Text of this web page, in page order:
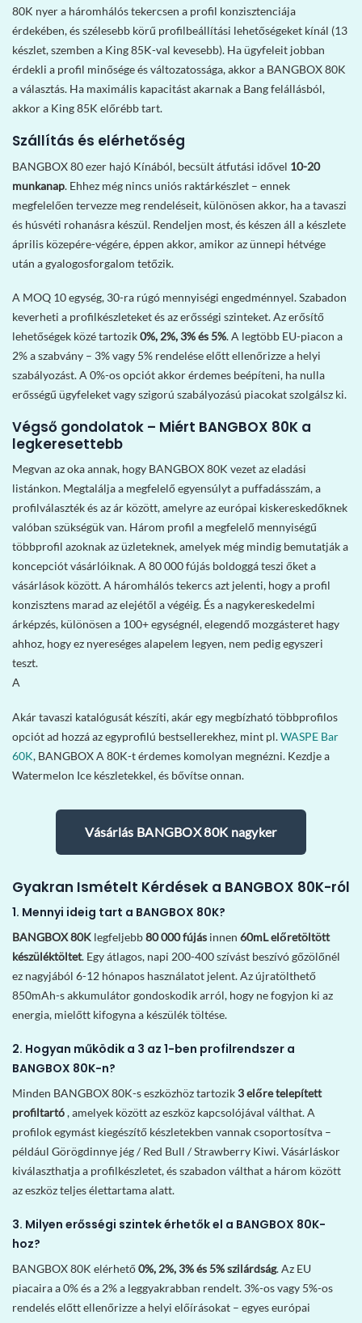
80K nyer a háromhálós tekercsen a profil konzisztenciája
érdekében, és szélesebb körű profilbeállítási lehetőségeket kínál (13
készlet, szemben a King 85K-val kevesebb). Ha ügyfeleit jobban
érdekli a profil minősége és változatossága, akkor a BANGBOX 80K
a választás. Ha maximális kapacitást akarnak a Bang felállásból,
akkor a King 85K előrébb tart.
Szállítás és elérhetőség
BANGBOX 80 ezer hajó Kínából, becsült átfutási idővel 10-20
munkanap. Ehhez még nincs uniós raktárkészlet – ennek
megfelelően tervezze meg rendeléseit, különösen akkor, ha a tavaszi
és húsvéti rohanásra készül. Rendeljen most, és készen áll a készlete
április közepére-végére, éppen akkor, amikor az ünnepi hétvége
után a gyalogosforgalom tetőzik.
A MOQ 10 egység, 30-ra rúgó mennyiségi engedménnyel. Szabadon
keverheti a profilkészleteket és az erősségi szinteket. Az erősítő
lehetőségek közé tartozik0%, 2%, 3% és 5%. A legtöbb EU-piacon a
2% a szabvány – 3% vagy 5% rendelése előtt ellenőrizze a helyi
szabályozást. A 0%-os opciót akkor érdemes beépíteni, ha nulla
erősségű ügyfeleket vagy szigorú szabályozású piacokat szolgálsz ki.
Végső gondolatok – Miért BANGBOX 80K a
legkeresettebb
Megvan az oka annak, hogy BANGBOX 80K vezet az eladási
listánkon. Megtalálja a megfelelő egyensúlyt a puffadásszám, a
profilválaszték és az ár között, amelyre az európai kiskereskedőknek
valóban szükségük van. Három profil a megfelelő mennyiségű
többprofil azoknak az üzleteknek, amelyek még mindig bemutatják a
koncepciót vásárlóiknak. A 80 000 fújás boldoggá teszi őket a
vásárlások között. A háromhálós tekercs azt jelenti, hogy a profil
konzisztens marad az elejétől a végéig. És a nagykereskedelmi
árképzés, különösen a 100+ egységnél, elegendő mozgásteret hagy
ahhoz, hogy ez nyereséges alapelem legyen, nem pedig egyszeri
teszt.
A
Akár tavaszi katalógusát készíti, akár egy megbízható többprofilos
opciót ad hozzá az egyprofilú bestsellerekhez, mint pl.WASPE Bar
60K, BANGBOX A 80K-t érdemes komolyan megnézni. Kezdje a
Watermelon Ice készletekkel, és bővítse onnan.
Vásárlás BANGBOX 80K nagyker
Gyakran Ismételt Kérdések a BANGBOX 80K-ról
1. Mennyi ideig tart a BANGBOX 80K?
BANGBOX 80K legfeljebb80 000 fújás innen 60mL előretöltött
készüléktöltet. Egy átlagos, napi 200-400 szívást beszívó gőzölőnél
ez nagyjából 6-12 hónapos használatot jelent. Az újratölthető
850mAh-s akkumulátor gondoskodik arról, hogy ne fogyjon ki az
energia, mielőtt kifogyna a készülék töltése.
2. Hogyan működik a 3 az 1-ben profilrendszer a
BANGBOX 80K-n?
Minden BANGBOX 80K-s eszközhöz tartozik3 előre telepített
profiltartó, amelyek között az eszköz kapcsolójával válthat. A
profilok egymást kiegészítő készletekben vannak csoportosítva –
például Görögdinnye jég / Red Bull / Strawberry Kiwi. Vásárláskor
kiválaszthatja a profilkészletet, és szabadon válthat a három között
az eszköz teljes élettartama alatt.
3. Milyen erősségi szintek érhetők el a BANGBOX 80K-
hoz?
BANGBOX 80K elérhető0%, 2%, 3% és 5% szilárdság. Az EU
piacaira a 0% és a 2% a leggyakrabban rendelt. 3%-os vagy 5%-os
rendelés előtt ellenőrizze a helyi előírásokat – egyes európai